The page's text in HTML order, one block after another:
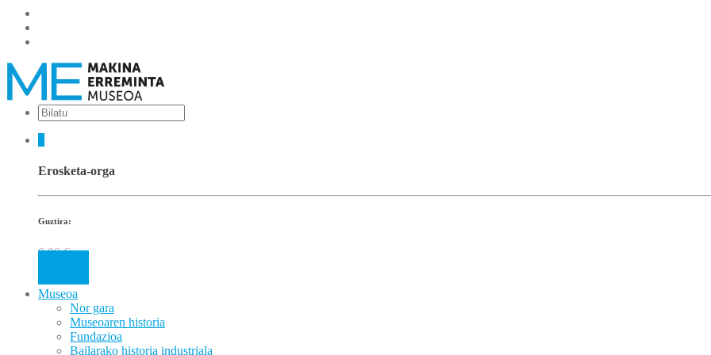
Erosketa-orga
Guztira:
0.00€
Museoa
Nor gara
Museoaren historia
Fundazioa
Bailarako historia industriala